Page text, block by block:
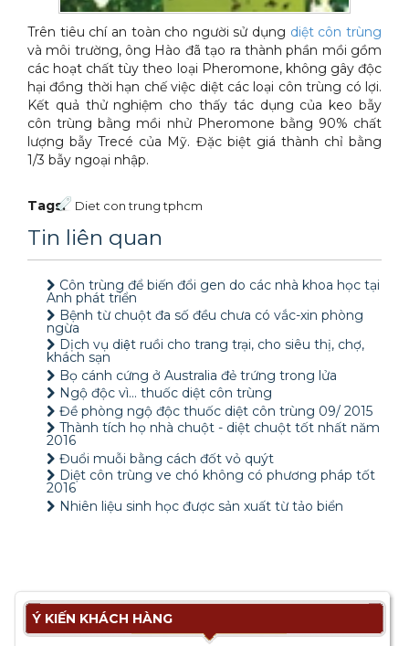
Xe đẩy làm vệ sinh Sài Gòn
Trên tiêu chí an toàn cho người sử dụng diệt côn trùng
và môi trường, ông Hào đã tạo ra thành phần mồi gồm
các hoạt chất tùy theo loại Pheromone, không gây độc
hại đồng thời hạn chế việc diệt các loại côn trùng có lợi.
Kết quả thử nghiệm cho thấy tác dụng của keo bẫy
côn trùng bằng mồi nhử Pheromone bằng 90% chất
lượng bẫy Trecé của Mỹ. Đặc biệt giá thành chỉ bằng
1/3 bẫy ngoại nhập.
Tags: Diet con trung tphcm
Tin liên quan
Côn trùng để biến đổi gen do các nhà khoa học tại
Anh phát triển
Bệnh từ chuột đa số đều chưa có vắc-xin phòng
ngừa
Dịch vụ diệt ruồi cho trang trại, cho siêu thị, chợ,
khách sạn
Bọ cánh cứng ở Australia đẻ trứng trong lửa
Ngộ độc vì... thuốc diệt côn trùng
Đề phòng ngộ độc thuốc diệt côn trùng 09/ 2015
Thành tích họ nhà chuột - diệt chuột tốt nhất năm
2016
Đuổi muỗi bằng cách đốt vỏ quýt
Diệt côn trùng ve chó không có phương pháp tốt
2016
Nhiên liệu sinh học được sản xuất từ tảo biển
Ý KIẾN KHÁCH HÀNG